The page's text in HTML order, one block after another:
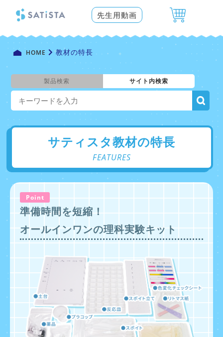
先生用動画
HOME 教材の特長
製品検索 サイト内検索
サティスタ教材の特長
FEATURES
Point
準備時間を短縮！
オールインワンの理科実験キット